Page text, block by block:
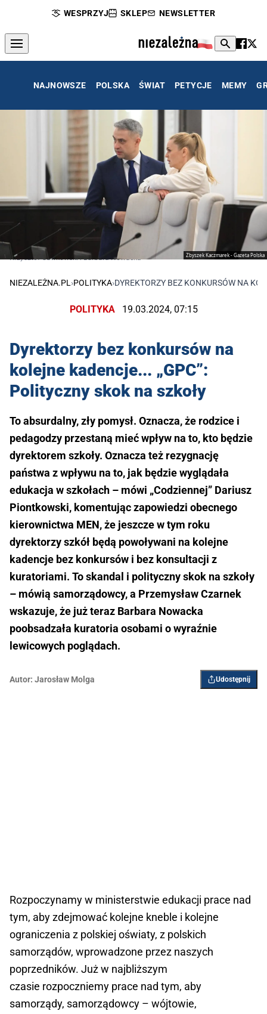
WESPRZYJ SKLEP NEWSLETTER
NAJNOWSZE POLSKA ŚWIAT PETYCJE MEMY
Zbyszek Kaczmarek - Gazeta Polska
Krzysztof Gawkowski i Barbara Nowacka
NIEZALEŻNA.PL ›POLITYKA›DYREKTORZY BEZ KONKURSÓW NA
POLITYKA 19.03.2024, 07:15
Dyrektorzy bez konkursów na
kolejne kadencje... „GPC”:
Polityczny skok na szkoły
To absurdalny, zły pomysł. Oznacza, że rodzice i
pedagodzy przestaną mieć wpływ na to, kto będzie
dyrektorem szkoły. Oznacza też rezygnację
państwa z wpływu na to, jak będzie wyglądała
edukacja w szkołach – mówi „Codziennej” Dariusz
Piontkowski, komentując zapowiedzi obecnego
kierownictwa MEN, że jeszcze w tym roku
dyrektorzy szkół będą powoływani na kolejne
kadencje bez konkursów i bez konsultacji z
kuratoriami. To skandal i polityczny skok na szkoły
– mówią samorządowcy, a Przemysław Czarnek
wskazuje, że już teraz Barbara Nowacka
poobsadzała kuratoria osobami o wyraźnie
lewicowych poglądach.
Autor: Jarosław Molga Udostępnij
Rozpoczynamy w ministerstwie edukacji prace nad
tym, aby zdejmować kolejne kneble i kolejne
ograniczenia z polskiej oświaty, z polskich
samorządów, wprowadzone przez naszych
poprzedników. Już w najbliższym
czasie rozpoczniemy prace nad tym, aby
samorządy, samorządowcy – wójtowie,